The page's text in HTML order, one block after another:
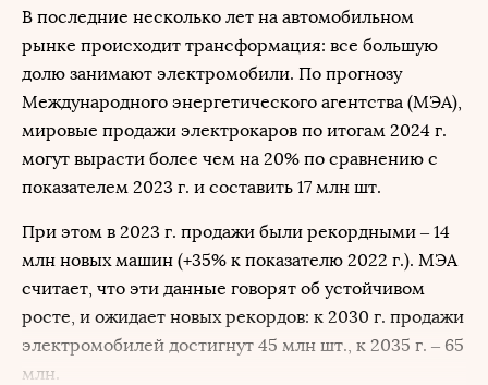
В последние несколько лет на автомобильном
рынке происходит трансформация: все большую
долю занимают электромобили. По прогнозу
Международного энергетического агентства (МЭА),
мировые продажи электрокаров по итогам 2024 г.
могут вырасти более чем на 20% по сравнению с
показателем 2023 г. и составить 17 млн шт.
При этом в 2023 г. продажи были рекордными – 14
млн новых машин (+35% к показателю 2022 г.). МЭА
считает, что эти данные говорят об устойчивом
росте, и ожидает новых рекордов: к 2030 г. продажи
электромобилей достигнут 45 млн шт., к 2035 г. – 65
млн.